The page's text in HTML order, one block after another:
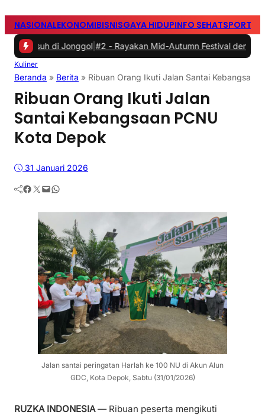
NASIONALEKONOMIBISNISGAYA HIDUPINFO SEHATSPORTS
di Jonggol| #2 -Rayakan Mid-Autumn Festival dengan
Kuliner
Beranda » Berita » Ribuan Orang Ikuti Jalan Santai Kebangsaan
Ribuan Orang Ikuti Jalan
Santai Kebangsaan PCNU
Kota Depok
31 Januari 2026
Facebook Twitter Mail WhatsApp
Jalan santai peringatan Harlah ke 100 NU di Akun Alun
GDC, Kota Depok, Sabtu (31/01/2026)
RUZKA INDONESIA— Ribuan peserta mengikuti